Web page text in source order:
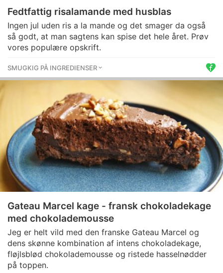
Fedtfattig risalamande med husblas
Ingen jul uden ris a la mande og det smager da også
så godt, at man sagtens kan spise det hele året. Prøv
vores populære opskrift.
SMUGKIG PÅ INGREDIENSER
Gateau Marcel kage - fransk chokoladekage
med chokolademousse
Jeg er helt vild med den franske Gateau Marcel og
dens skønne kombination af intens chokoladekage,
fløjlsblød chokolademousse og ristede hasselnødder
på toppen.